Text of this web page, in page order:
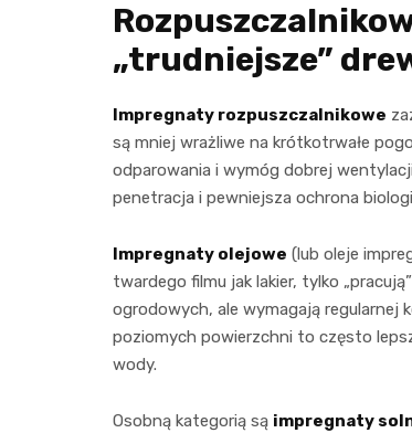
„trudniejsze”
Impregnaty rozpuszczalnikowe
są mniej wrażliwe na krótkotrwałe
odparowania i wymóg dobrej
penetracja i pewniejsza ochrona
Impregnaty olejowe (lub oleje
twardego filmu jak lakier, tylko
ogrodowych, ale wymagają regularnej
poziomych powierzchni to często
wody.
Osobną kategorią są impregnaty